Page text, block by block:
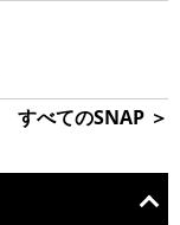
すべてのSNAP ＞